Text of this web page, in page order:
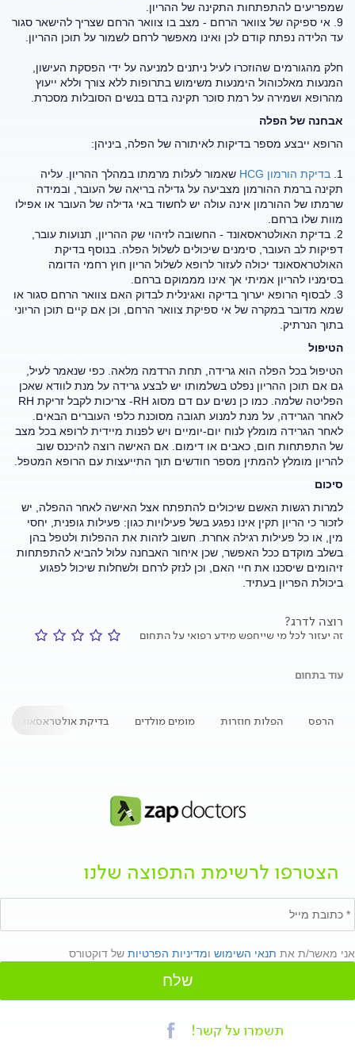
שמפריעים להתפתחות התקינה של ההריון.
9. אי ספיקה של צוואר הרחם - מצב בו צוואר הרחם שצריך להישאר סגור
עד הלידה נפתח קודם לכן ואינו מאפשר לרחם לשמור על תוכן ההריון.
חלק מהגורמים שהוזכרו לעיל ניתנים למניעה על ידי הפסקת העישון,
המנעות מאלכוהול הימנעות משימוש בתרופות ללא צורך וללא ייעוץ
מהרופא ושמירה על רמת סוכר תקינה בדם בנשים הסובלות מסכרת.
אבחנה של הפלה
הרופא ייבצע מספר בדיקות לאיתורה של הפלה, ביניהן:
1. בדיקת הורמון HCG
שאמור לעלות מרמתו במהלך ההריון. עליה
תקינה ברמת ההורמון מצביעה על גדילה בריאה של העובר, ובמידה
שרמתו של ההורמון אינה עולה יש לחשוד באי גדילה של העובר או אפילו
מוות שלו ברחם.
2. בדיקת האולטראסאונד - החשובה לזיהוי שק ההריון, תנועות עובר,
דפיקות לב העובר, סימנים שיכולים לשלול הפלה. בנוסף בדיקת
האולטראסאונד יכולה לעזור לרופא לשלול הריון חוץ רחמי הדומה
בסימניו להריון אמיתי אך אינו מממוקם ברחם.
3. לבסוף הרופא יערוך בדיקה ואגינלית לבדוק האם צוואר הרחם סגור או
שמא מדובר במקרה של אי ספיקת צוואר הרחם, וכן אם קיים תוכן הריוני
בתוך הנרתיק.
הטיפול
הטיפול בכל הפלה הוא גרידה, תחת הרדמה מלאה. כפי שנאמר לעיל,
גם אם תוכן ההריון נפלט בשלמותו יש לבצע גרידה על מנת לוודא שאכן
הפליטה שלמה. כמו כן נשים עם דם מסוג RH- צריכות לקבל זריקת RH
לאחר הגרידה, על מנת למנוע תגובה מסוכנת כלפי העוברים הבאים.
לאחר הגרידה מומלץ לנוח יום-יומיים ויש לפנות מיידית לרופא בכל מצב
של התפתחות חום, כאבים או דימום. אם האישה רוצה להיכנס שוב
להריון מומלץ להמתין מספר חודשים תוך התייעצות עם הרופא המטפל.
סיכום
למרות רגשות האשם שיכולים להתפתח אצל האישה לאחר ההפלה, יש
לזכור כי הריון תקין אינו נפגע בשל פעילויות כגון: פעילות גופנית, יחסי
מין, או כל פעילות רגילה אחרת. חשוב לזהות את ההפלות ולטפל בהן
בשלב מוקדם ככל האפשר, שכן איחור האבחנה עלול להביא להתפתחות
זיהומים שיסכנו את חיי האם, וכן לנזק לרחם ולשחלות שיכול לפגוע
ביכולת הפריון בעתיד.
רוצה לדרג?
זה יעזור לכל מי שייחפש מידע רפואי על התחום
עוד בתחום
הרפס הפלות חוזרות מומים מולדים בדיקת אולטראסאונד
הצטרפו לרשימת התפוצה שלנו
אני מאשר/ת את תנאי השימוש ומדיניות הפרטיות של דוקטורס
שלח
תשמרו על קשר!